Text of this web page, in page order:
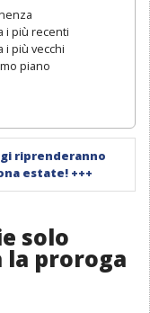
i più recenti
i più vecchi
piano
riprenderanno
estate! +++
solo
la proroga